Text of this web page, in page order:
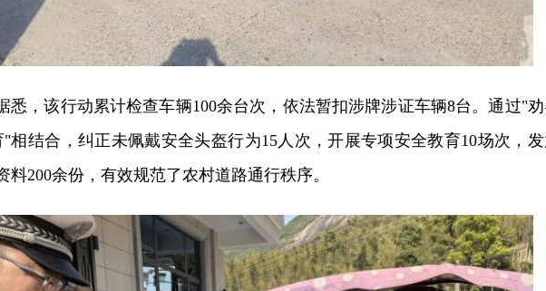
悉，该行动累计检查车辆100余台次，依法暂扣涉牌涉证车辆8台。通过"
"相结合，纠正未佩戴安全头盔行为15人次，开展专项安全教育10场次，
料200余份，有效规范了农村道路通行秩序。